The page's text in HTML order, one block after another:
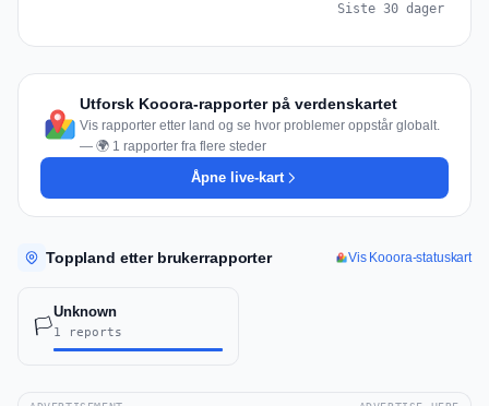
Siste 30 dager
Utforsk Kooora-rapporter på verdenskartet
Vis rapporter etter land og se hvor problemer oppstår globalt.
— 🌍 1 rapporter fra flere steder
Åpne live-kart
Toppland etter brukerrapporter Vis Kooora-statuskart
🏳️
Unknown
1 reports